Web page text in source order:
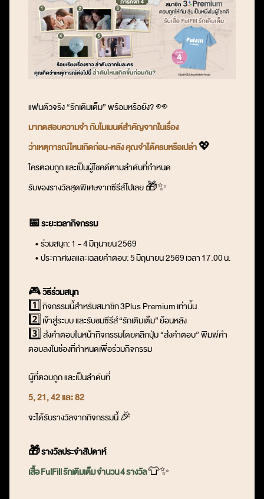
แฟนตัวจริง “รักเติมเต็ม” พร้อมหรือยัง? 👀
มาทดสอบความจำ กับโมเมนต์สำคัญจากในเรื่อง
ว่าเหตุการณ์ไหนเกิดก่อน-หลังคุณจำได้ครบหรือเปล่า💖
ใครตอบถูก และเป็นผู้โชคดีตามลำดับที่กำหนด
รับของรางวัลสุดพิเศษจากซีรีส์ไปเลย 🎁✨
📅ระยะเวลากิจกรรม
• ร่วมสนุก:1 - 4มิถุนายน 2569
• ประกาศผลและเฉลยคำตอบ:5มิถุนายน 2569เวลา17.00น.
🎮วิธีร่วมสนุก
1️⃣ กิจกรรมนี้สำหรับสมาชิก3Plus Premiumเท่านั้น
2️⃣เข้าสู่ระบบ และรับชมซีรีส์“รักเติมเต็ม”ย้อนหลัง
3️⃣ ส่งคำตอบในหน้ากิจกรรมโดยคลิกปุ่ม “ส่งคำตอบ” พิมพ์คำ
ตอบลงในช่องที่กำหนดเพื่อร่วมกิจกรรม
ผู้ที่ตอบถูก และเป็นลำดับที่
5, 21, 42 และ 82
จะได้รับรางวัลจากกิจกรรมนี้🎉
🎁รางวัลประจำสัปดาห์
เสื้อFulFillรักเติมเต็มจำนวน4รางวัล👕✨